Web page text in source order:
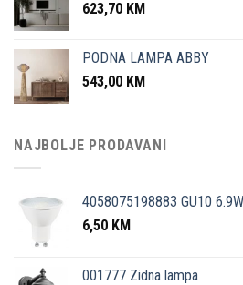
623,70 KM
PODNA LAMPA ABBY
543,00 KM
NAJBOLJE PRODAVANI
4058075198883 GU10
6,50 KM
001777 Zidna lampa